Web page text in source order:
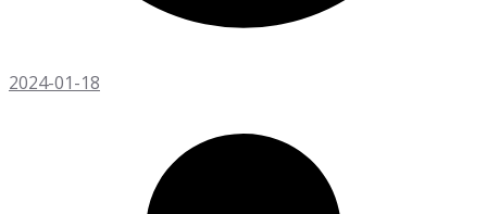
2024-01-18